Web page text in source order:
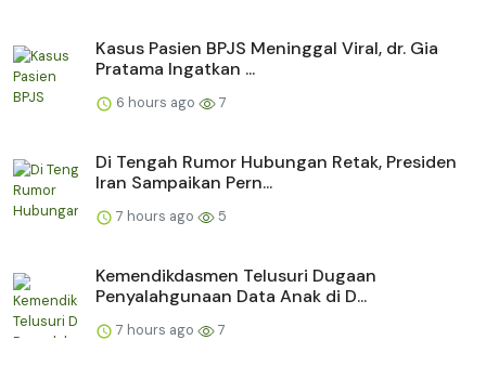
Kasus Pasien BPJS Meninggal Viral, dr. Gia
Pratama Ingatkan ...
6 hours ago 7
Di Tengah Rumor Hubungan Retak, Presiden
Iran Sampaikan Pern...
7 hours ago 5
Kemendikdasmen Telusuri Dugaan
Penyalahgunaan Data Anak di D...
7 hours ago 7